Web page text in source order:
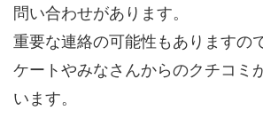
問い合わせがあります。
重要な連絡の可能性もありますの
ケートやみなさんからのクチコミ
います。